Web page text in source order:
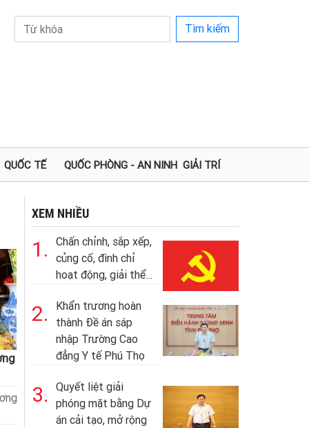
Tìm kiếm
QUỐC TẾ QUỐC PHÒNG - AN NINH GIẢI TRÍ
XEM NHIỀU
1.
Chấn chỉnh, sắp xếp,
củng cố, đình chỉ
hoạt động, giải thể...
2.
Khẩn trương hoàn
thành Đề án sáp
nhập Trường Cao
đẳng Y tế Phú Thọ
3.
Quyết liệt giải
phóng mặt bằng Dự
án cải tạo, mở rộng